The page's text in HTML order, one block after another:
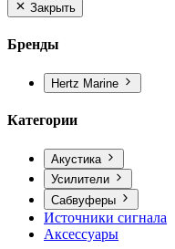
Закрыть
Бренды
Hertz Marine
Категории
Акустика
Усилители
Сабвуферы
Источники сигнала
Аксессуары